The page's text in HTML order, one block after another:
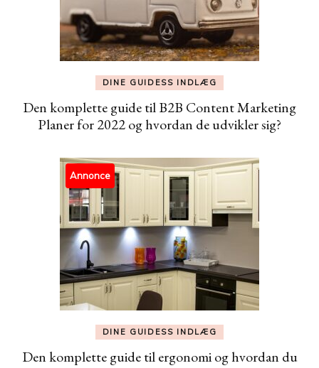
DINE GUIDESS INDLÆG
Den komplette guide til B2B Content Marketing
Planer for 2022 og hvordan de udvikler sig?
Annonce
DINE GUIDESS INDLÆG
Den komplette guide til ergonomi og hvordan du